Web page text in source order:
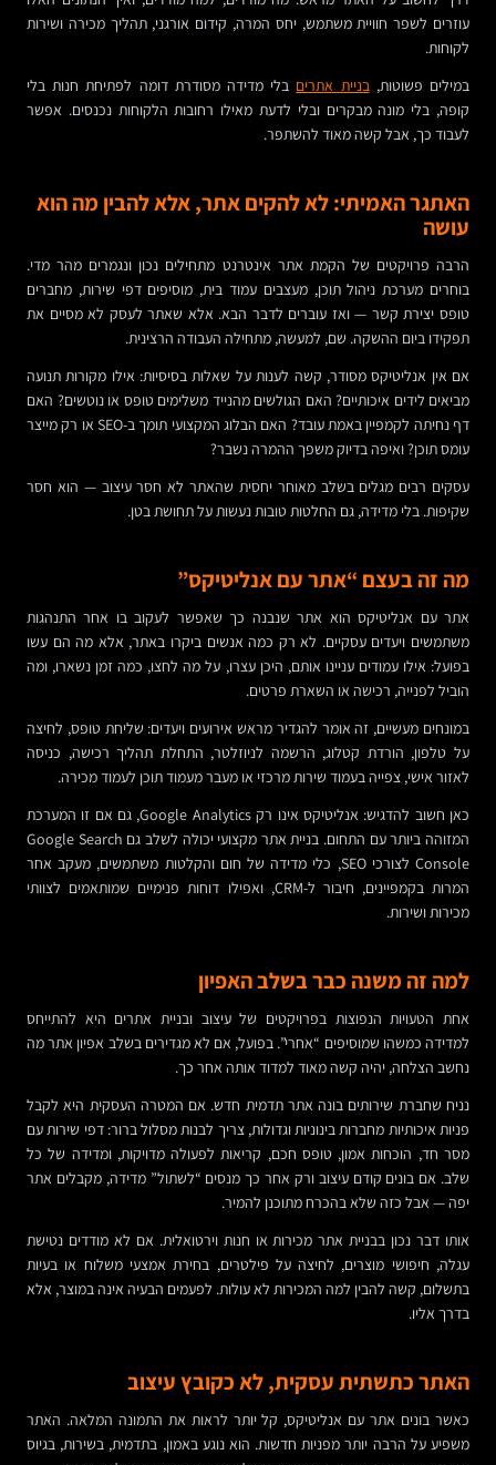
עוזרים לשפר חוויית משתמש, יחס המרה, קידום אורגני, תהליך מכירה ושירות
לקוחות.
במילים פשוטות, בניית אתרים בלי מדידה מסודרת דומה לפתיחת חנות בלי
קופה, בלי מונה מבקרים ובלי לדעת מאילו רחובות הלקוחות נכנסים. אפשר
לעבוד כך, אבל קשה מאוד להשתפר.
האתגר האמיתי: לא להקים אתר, אלא להבין מה הוא
עושה
הרבה פרויקטים של הקמת אתר אינטרנט מתחילים נכון ונגמרים מהר מדי.
בוחרים מערכת ניהול תוכן, מעצבים עמוד בית, מוסיפים דפי שירות, מחברים
טופס יצירת קשר — ואז עוברים לדבר הבא. אלא שאתר לעסק לא מסיים את
תפקידו ביום ההשקה. שם, למעשה, מתחילה העבודה הרצינית.
אם אין אנליטיקס מסודר, קשה לענות על שאלות בסיסיות: אילו מקורות תנועה
מביאים לידים איכותיים? האם הגולשים מהנייד משלימים טופס או נוטשים? האם
דף נחיתה לקמפיין באמת עובד? האם הבלוג המקצועי תומך ב-SEO או רק מייצר
עומס תוכן? ואיפה בדיוק משפך ההמרה נשבר?
עסקים רבים מגלים בשלב מאוחר יחסית שהאתר לא חסר עיצוב — הוא חסר
שקיפות. בלי מדידה, גם החלטות טובות נעשות על תחושת בטן.
מה זה בעצם “אתר עם אנליטיקס”
אתר עם אנליטיקס הוא אתר שנבנה כך שאפשר לעקוב בו אחר התנהגות
משתמשים ויעדים עסקיים. לא רק כמה אנשים ביקרו באתר, אלא מה הם עשו
בפועל: אילו עמודים עניינו אותם, היכן עצרו, על מה לחצו, כמה זמן נשארו, ומה
הוביל לפנייה, רכישה או השארת פרטים.
במונחים מעשיים, זה אומר להגדיר מראש אירועים ויעדים: שליחת טופס, לחיצה
על טלפון, הורדת קטלוג, הרשמה לניוזלטר, התחלת תהליך רכישה, כניסה
לאזור אישי, צפייה בעמוד שירות מרכזי או מעבר מעמוד תוכן לעמוד מכירה.
כאן חשוב להדגיש: אנליטיקס אינו רק Google Analytics, גם אם זו המערכת
המזוהה ביותר עם התחום. בניית אתר מקצועי יכולה לשלב גם Google Search
Console לצורכי SEO, כלי מדידה של חום והקלטות משתמשים, מעקב אחר
המרות בקמפיינים, חיבור ל-CRM, ואפילו דוחות פנימיים שמותאמים לצוותי
מכירות ושירות.
למה זה משנה כבר בשלב האפיון
אחת הטעויות הנפוצות בפרויקטים של עיצוב ובניית אתרים היא להתייחס
למדידה כמשהו שמוסיפים “אחרי”. בפועל, אם לא מגדירים בשלב אפיון אתר מה
נחשב הצלחה, יהיה קשה מאוד למדוד אותה אחר כך.
נניח שחברת שירותים בונה אתר תדמית חדש. אם המטרה העסקית היא לקבל
פניות איכותיות מחברות בינוניות וגדולות, צריך לבנות מסלול ברור: דפי שירות עם
מסר חד, הוכחות אמון, טופס חכם, קריאות לפעולה מדויקות, ומדידה של כל
שלב. אם בונים קודם עיצוב ורק אחר כך מנסים “לשתול” מדידה, מקבלים אתר
יפה — אבל כזה שלא בהכרח מתוכנן להמיר.
אותו דבר נכון בבניית אתר מכירות או חנות וירטואלית. אם לא מודדים נטישת
עגלה, חיפושי מוצרים, לחיצה על פילטרים, בחירת אמצעי משלוח או בעיות
בתשלום, קשה להבין למה המכירות לא עולות. לפעמים הבעיה אינה במוצר, אלא
בדרך אליו.
האתר כתשתית עסקית, לא כקובץ עיצוב
כאשר בונים אתר עם אנליטיקס, קל יותר לראות את התמונה המלאה. האתר
משפיע על הרבה יותר מפניות חדשות. הוא נוגע באמון, בתדמית, בשירות, בגיוס